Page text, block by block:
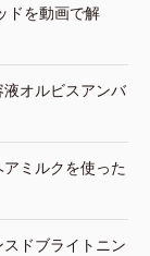
ドを動画で解
液オルビスアンバ
ミルクを使った
ドブライトニン